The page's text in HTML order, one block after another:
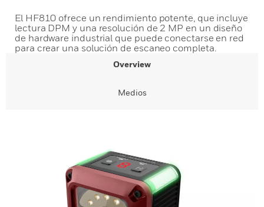
El HF810 ofrece un rendimiento potente, que incluye
lectura DPM y una resolución de 2 MP en un diseño
de hardware industrial que puede conectarse en red
para crear una solución de escaneo completa.
Overview
Medios